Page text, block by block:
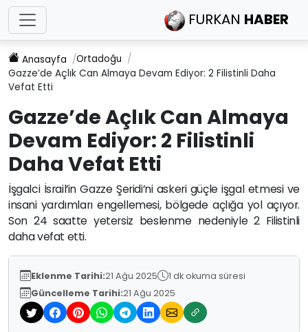
FURKAN HABER
Anasayfa
Ortadoğu
Gazze’de Açlık Can Almaya Devam Ediyor: 2 Filistinli Daha
Vefat Etti
Gazze’de Açlık Can Almaya
Devam Ediyor: 2 Filistinli
Daha Vefat Etti
İşgalci İsrail’in Gazze Şeridi’ni askeri güçle işgal etmesi ve
insani yardımları engellemesi, bölgede açlığa yol açıyor.
Son 24 saatte yetersiz beslenme nedeniyle 2 Filistinli
daha vefat etti.
Eklenme Tarihi:21 Ağu 2025
1 dk okuma süresi
Güncelleme Tarihi:21 Ağu 2025